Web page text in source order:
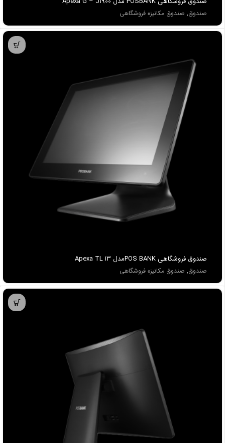
صندوق, صندوق مکانیزه فروشگاهی
صندوق فروشگاهي POS BANKمدل Apexa TL i3
صندوق, صندوق مکانیزه فروشگاهی